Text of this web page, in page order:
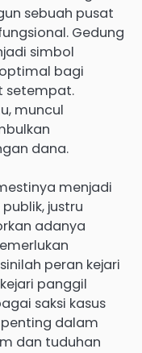
sebuah pusat
Gedung
simbol
bagi
setempat.
muncul
dana.
menjadi
justru
adanya
peran kejari
panggil
saksi kasus
dalam
dan tuduhan